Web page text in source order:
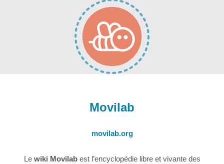
Movilab
movilab.org
Le wiki Movilabest l’encyclopédie libre et vivante des